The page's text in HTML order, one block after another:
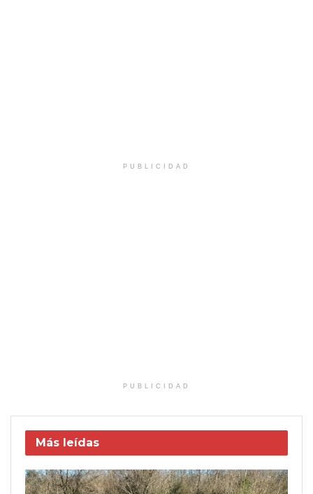
PUBLICIDAD
PUBLICIDAD
Más leídas